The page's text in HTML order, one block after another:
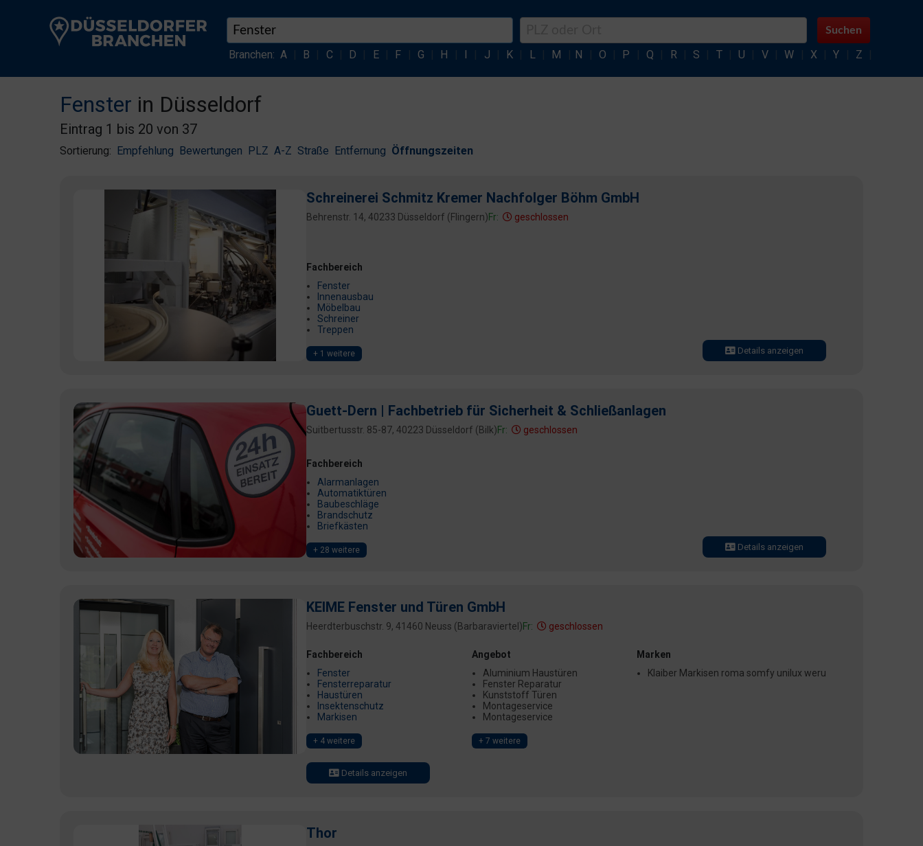
Suchen
Branchen: A B C D E F G H I J K L M N O P Q R S T U V W X Y Z
Fenster in Düsseldorf
Eintrag 1 bis 20 von 37
Sortierung: Empfehlung Bewertungen PLZ A-Z Straße Entfernung Öffnungszeiten
Schreinerei Schmitz Kremer Nachfolger Böhm GmbH
Behrenstr. 14, 40233 Düsseldorf (Flingern)Fr: geschlossen
Fachbereich
Fenster
Innenausbau
Möbelbau
Schreiner
Treppen
+ 1 weitere Details anzeigen
Guett-Dern | Fachbetrieb für Sicherheit & Schließanlagen
Suitbertusstr. 85-87, 40223 Düsseldorf (Bilk)Fr: geschlossen
Fachbereich
Alarmanlagen
Automatiktüren
Baubeschläge
Brandschutz
Briefkästen
+ 28 weitere Details anzeigen
KEIME Fenster und Türen GmbH
Heerdterbuschstr. 9, 41460 Neuss (Barbaraviertel)Fr: geschlossen
Fachbereich
Fenster
Fensterreparatur
Haustüren
Insektenschutz
Markisen
+ 4 weitere
Angebot
Aluminium Haustüren
Fenster Reparatur
Kunststoff Türen
Montageservice
Montageservice
+ 7 weitere
Marken
Klaiber Markisen roma somfy unilux weru
Details anzeigen
Thor